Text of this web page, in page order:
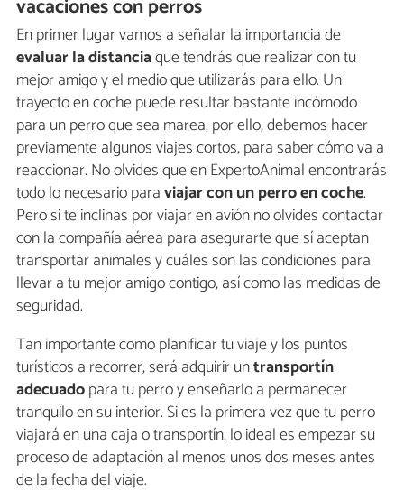
vacaciones con perros
En primer lugar vamos a señalar la importancia de
evaluar la distanciaque tendrás que realizar con tu
mejor amigo y el medio que utilizarás para ello. Un
trayecto en coche puede resultar bastante incómodo
para un perro que sea marea, por ello, debemos hacer
previamente algunos viajes cortos, para saber cómo va a
reaccionar. No olvides que en ExpertoAnimal encontrarás
todo lo necesario paraviajar con un perro en coche.
Pero si te inclinas por viajar en avión no olvides contactar
con la compañía aérea para asegurarte que sí aceptan
transportar animales y cuáles son las condiciones para
llevar a tu mejor amigo contigo, así como las medidas de
seguridad.
Tan importante como planificar tu viaje y los puntos
turísticos a recorrer, será adquirir untransportín
adecuadopara tu perro y enseñarlo a permanecer
tranquilo en su interior. Si es la primera vez que tu perro
viajará en una caja o transportín, lo ideal es empezar su
proceso de adaptación al menos unos dos meses antes
de la fecha del viaje.